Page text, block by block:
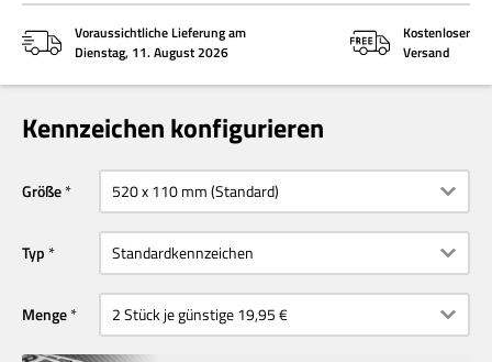
Voraussichtliche Lieferung am
Dienstag, 11. August 2026
Kostenloser
Versand
Kennzeichen konfigurieren
Größe
Typ
Menge